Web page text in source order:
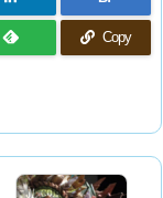
Copy